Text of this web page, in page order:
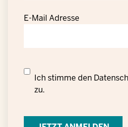
E-Mail Adresse
Datenschutzrechtliche
Einwilligung
personenbezogener
Ich stimme den
zu.